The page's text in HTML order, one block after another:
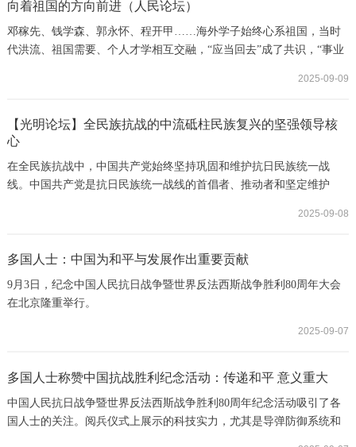
向着祖国的方向前进（人民论坛）
邓稼先、钱学森、郭永怀、程开甲……海外学子始终心系祖国，当时
代洪流、祖国需要、个人才学相互交融，“应当回去”成了共识，“事业
2025-09-09
【光明论坛】全民族抗战的中流砥柱民族复兴的坚强领导核
心
在全民族抗战中，中国共产党始终坚持巩固和维护抗日民族统一战
线。中国共产党是抗日民族统一战线的首倡者、推动者和坚定维护
2025-09-08
多国人士：中国为和平与发展作出重要贡献
9月3日，纪念中国人民抗日战争暨世界反法西斯战争胜利80周年大会
在北京隆重举行。
2025-09-07
多国人士称赞中国抗战胜利纪念活动：传递和平 意义重大
中国人民抗日战争暨世界反法西斯战争胜利80周年纪念活动吸引了各
国人士的关注。阅兵仪式上展示的科技实力，尤其是导弹防御系统和